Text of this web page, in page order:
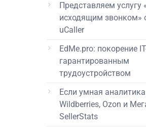
Представляем услугу
исходящим звонком»
uCaller
EdMe.pro: покорение
гарантированным
трудоустройством
Если умная
Wildberries, Ozon и
SellerStats